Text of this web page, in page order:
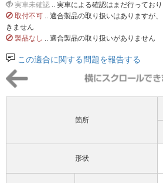
実車未確認 .. 実車による確認はまだ行ってお
取付不可 .. 適合製品の取り扱いはありますが
きません
製品なし .. 適合製品の取り扱いがありません
この適合に関する問題を報告する
箇所
形状